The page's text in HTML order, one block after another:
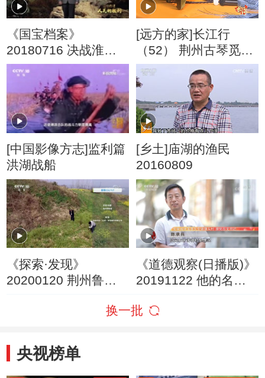
《国宝档案》
20180716 决战淮海
——宜将剩勇追穷寇
[远方的家]长江行
（52） 荆州古琴觅知
音
[中国影像方志]监利篇
洪湖战船
[乡土]庙湖的渔民
20160809
《探索·发现》
20200120 荆州鲁家
《道德观察(日播版)》
20191122 他的名字
换一批
央视榜单